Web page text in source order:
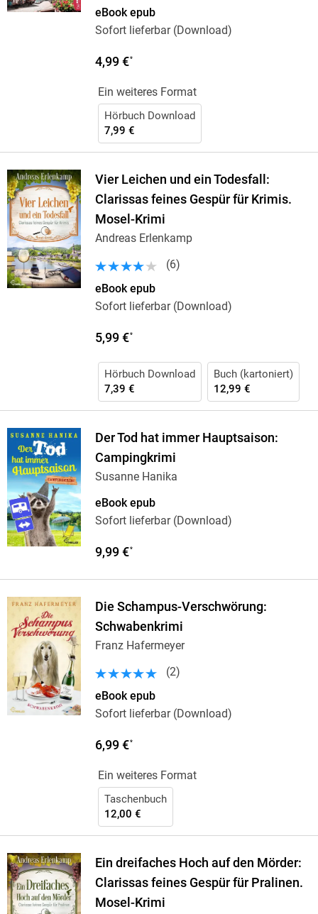
eBook epub
Sofort lieferbar (Download)
4,99 €*
Ein weiteres Format
Hörbuch Download
7,99 €
Vier Leichen und ein Todesfall:
Clarissas feines Gespür für Krimis.
Mosel-Krimi
Andreas Erlenkamp
(6)
eBook epub
Sofort lieferbar (Download)
5,99 €*
Hörbuch Download
7,39 €
Buch (kartoniert)
12,99 €
Der Tod hat immer Hauptsaison:
Campingkrimi
Susanne Hanika
eBook epub
Sofort lieferbar (Download)
9,99 €*
Die Schampus-Verschwörung:
Schwabenkrimi
Franz Hafermeyer
(2)
eBook epub
Sofort lieferbar (Download)
6,99 €*
Ein weiteres Format
Taschenbuch
12,00 €
Ein dreifaches Hoch auf den Mörder:
Clarissas feines Gespür für Pralinen.
Mosel-Krimi